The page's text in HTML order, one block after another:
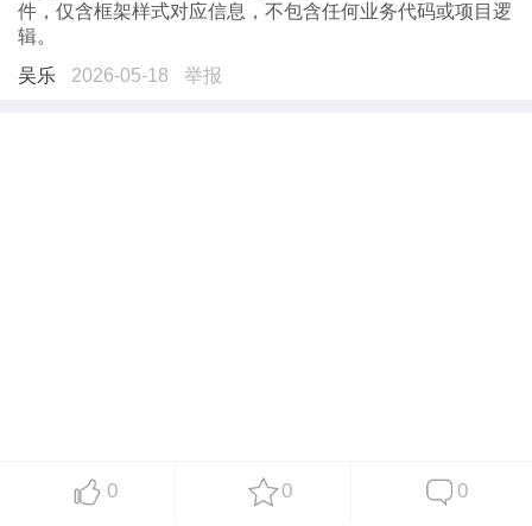
件，仅含框架样式对应信息，不包含任何业务代码或项目逻
辑。
吴乐
2026-05-18 举报
0 0 0